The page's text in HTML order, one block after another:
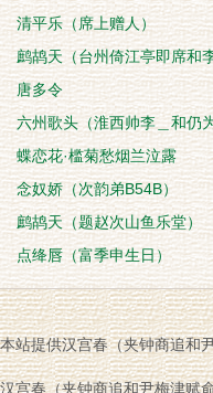
清平乐（席上赠人）
鹧鸪天（台州倚江亭即席和
之，时曹功显、贺
唐多令
六州歌头（淮西帅李＿和仍
额）
蝶恋花·槛菊愁烟兰泣露
念奴娇（次韵弟B54B）
鹧鸪天（题赵次山鱼乐堂）
点绛唇（富季申生日）
本站提供汉宫春（夹钟商追和
汉宫春（夹钟商追和尹梅津赋